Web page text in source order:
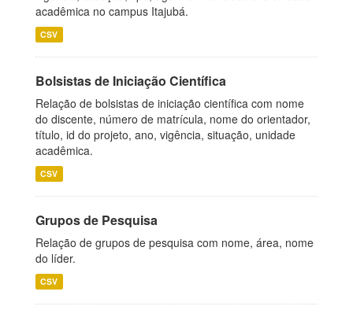
acadêmica no campus Itajubá.
CSV
Bolsistas de Iniciação Científica
Relação de bolsistas de iniciação científica com nome
do discente, número de matrícula, nome do orientador,
título, id do projeto, ano, vigência, situação, unidade
acadêmica.
CSV
Grupos de Pesquisa
Relação de grupos de pesquisa com nome, área, nome
do líder.
CSV